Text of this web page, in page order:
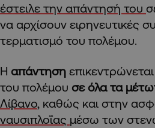
έστειλε την απάντησή του
να αρχίσουν ειρηνευτικές
τερματισμό του πολέμου.
Η απάντηση
του πολέμου σε όλα τα
Λίβανο, καθώς και στην
ναυσιπλοΐας μέσω των